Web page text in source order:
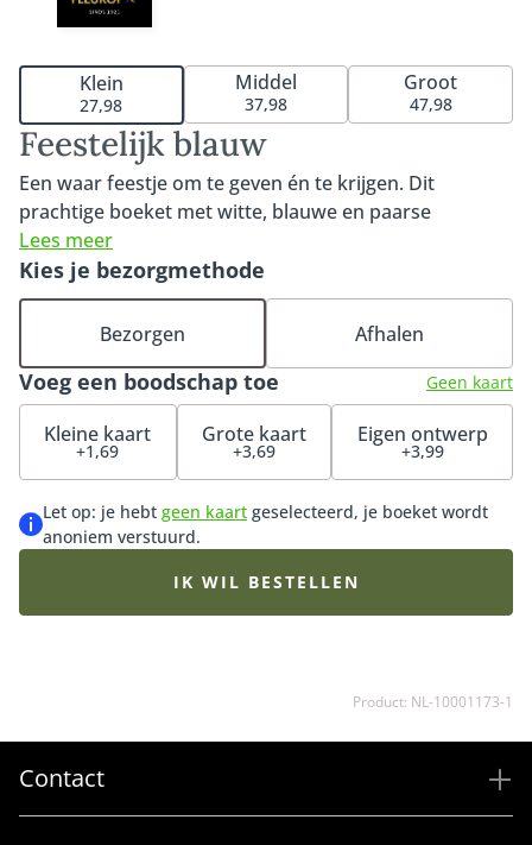
Feestelijk blauw
Een waar feestje om te geven én te krijgen. Dit
prachtige boeket met witte, blauwe en paarse
bloemen. Laat je verrassen door deze unieke creatie
van onze lokale bloemisten. Het boeket wordt met
zorg samengesteld door de bloemist met de mooiste
blauwe, paarse en witte seizoensbloemen die op dat
moment goed verkrijgbaar zijn. Daardoor kan het
boeket iets afwijken van de getoonde afbeelding.
Lees meer
Klein
27,98
Middel
37,98
Groot
47,98
Voeg een boodschap toe Geen kaart
Kleine kaart
+1,69
Grote kaart
+3,69
Eigen ontwerp
+3,99
Let op: je hebt geen kaart geselecteerd, je boeket wordt
anoniem verstuurd.
Kies je bezorgmethode
Bezorgen Afhalen
IK WIL BESTELLEN
Product: NL-10001173-1
Contact